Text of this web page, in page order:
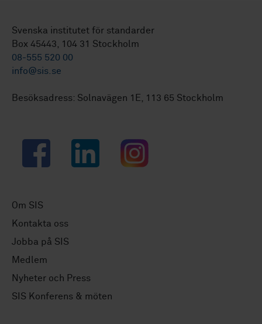
Svenska institutet för standarder
Box 45443, 104 31 Stockholm
08-555 520 00
info@sis.se
Besöksadress: Solnavägen 1E, 113 65 Stockholm
Facebook LinkedIn Instagram
Om SIS
Kontakta oss
Jobba på SIS
Medlem
Nyheter och Press
SIS Konferens & möten